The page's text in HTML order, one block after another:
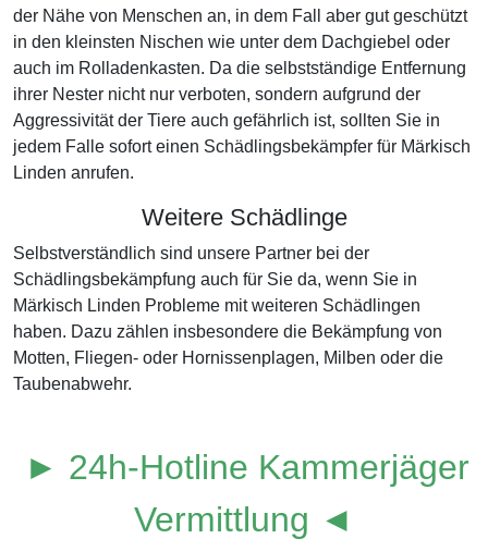
der Nähe von Menschen an, in dem Fall aber gut geschützt
in den kleinsten Nischen wie unter dem Dachgiebel oder
auch im Rolladenkasten. Da die selbstständige Entfernung
ihrer Nester nicht nur verboten, sondern aufgrund der
Aggressivität der Tiere auch gefährlich ist, sollten Sie in
jedem Falle sofort einen Schädlingsbekämpfer für Märkisch
Linden anrufen.
Weitere Schädlinge
Selbstverständlich sind unsere Partner bei der
Schädlingsbekämpfung auch für Sie da, wenn Sie in
Märkisch Linden Probleme mit weiteren Schädlingen
haben. Dazu zählen insbesondere die Bekämpfung von
Motten, Fliegen- oder Hornissenplagen, Milben oder die
Taubenabwehr.
► 24h-Hotline Kammerjäger
Vermittlung ◄